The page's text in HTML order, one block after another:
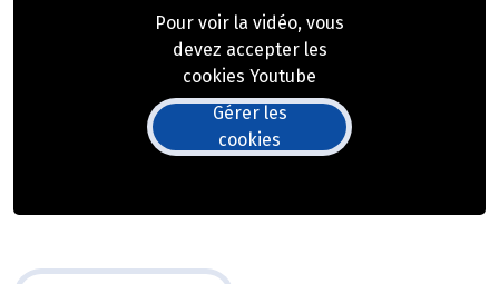
Pour voir la vidéo, vous
devez accepter les
cookies Youtube
Gérer les
cookies